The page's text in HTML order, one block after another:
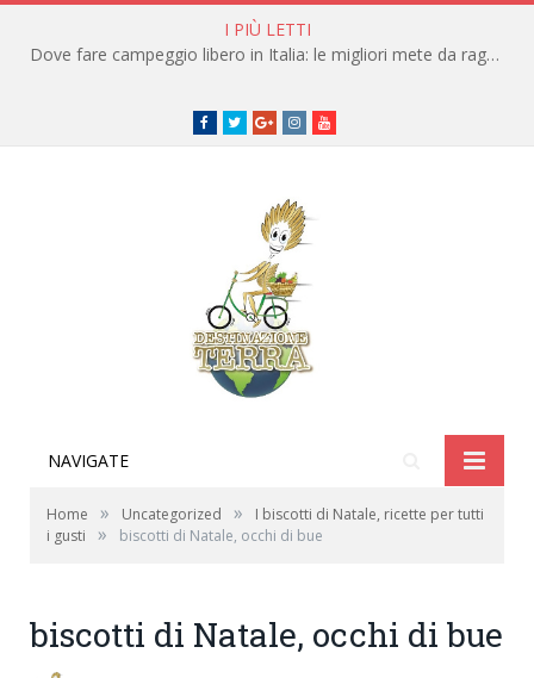
I PIÙ LETTI
Dove fare campeggio libero in Italia: le migliori mete da raggiungere in traghetto
Facebook
TwitterGoogle+instagramyoutube
NAVIGATE
Home » Uncategorized »
I biscotti di Natale, ricette per tutti
i gusti
» biscotti di Natale, occhi di bue
biscotti di Natale, occhi di bue